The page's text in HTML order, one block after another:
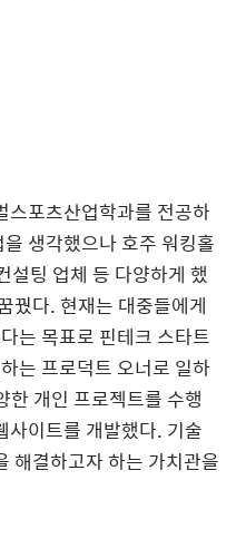
스포츠산업학과를 전공하
생각했으나 호주 워킹홀
설팅 업체 등 다양하게 했
꿨다. 현재는 대중들에게
는 목표로 핀테크 스타트
는 프로덕트 오너로 일하
한 개인 프로젝트를 수행
사이트를 개발했다. 기술
해결하고자 하는 가치관을